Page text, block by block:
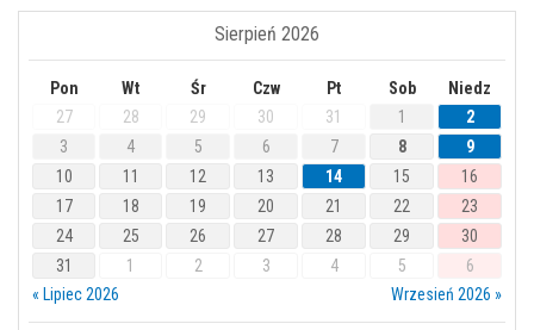
Sierpień 2026
Pon Wt Śr Czw Pt Sob
Niedz
27
28 29 30 31 1
2
3
4 5 6 7 8
9
10
11 12 13 14 15
16
17
18 19 20 21 22
23
24
25 26 27 28 29
30
31
1 2 3 4 5
6
« Lipiec 2026
Wrzesień 2026 »